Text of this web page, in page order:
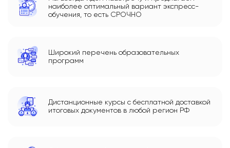
наиболее оптимальный вариант экспресс-
обучения, то есть СРОЧНО
Широкий перечень образовательных
программ
Дистанционные курсы с бесплатной доставкой
итоговых документов в любой регион РФ